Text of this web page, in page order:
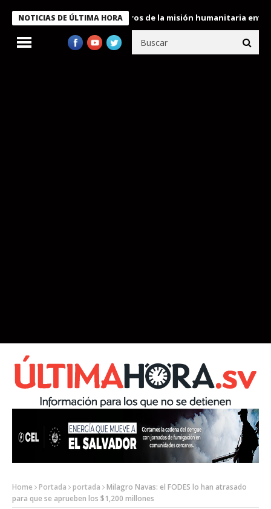
NOTICIAS DE ÚLTIMA HORA
condecora a miembros de la misión humanitaria enviada a
Home Portada portada
Milagro Navas: el FODES lo han atrasado
para que se aprueben los $1,200 millones